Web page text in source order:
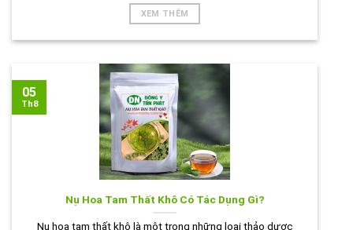
XEM THÊM
Nụ Hoa Tam Thất Khô Có Tác Dụng Gì?
Nụ hoa tam thất khô là một trong những loại thảo dược
05
Th8